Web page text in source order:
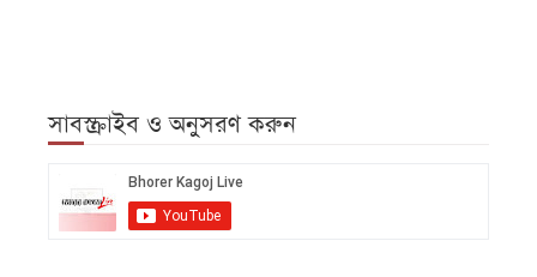
সাবস্ক্রাইব ও অনুসরণ করুন